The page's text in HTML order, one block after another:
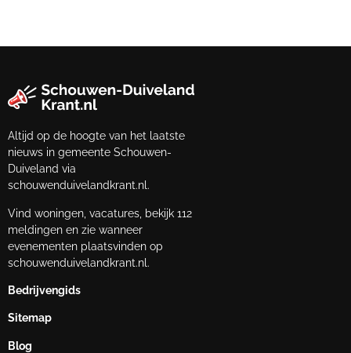
Altijd op de hoogte van het laatste
nieuws in gemeente Schouwen-
Duiveland via
schouwenduivelandkrant.nl.
Vind woningen, vacatures, bekijk 112
meldingen en zie wanneer
evenementen plaatsvinden op
schouwenduivelandkrant.nl.
Bedrijvengids
Sitemap
Blog